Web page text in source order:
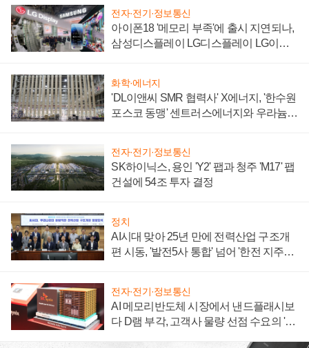
전자·전기·정보통신
아이폰18 '메모리 부족'에 출시 지연되나,
삼성디스플레이 LG디스플레이 LG이노
화학·에너지
'DL이앤씨 SMR 협력사' X에너지, '한수원
포스코 동맹' 센트러스에너지와 우라늄
전자·전기·정보통신
SK하이닉스, 용인 'Y2' 팹과 청주 'M17' 팹
건설에 54조 투자 결정
정치
AI시대 맞아 25년 만에 전력산업 구조개
편 시동, '발전5사 통합' 넘어 '한전 지주사'
전자·전기·정보통신
AI 메모리반도체 시장에서 낸드플래시보
다 D램 부각, 고객사 물량 선점 수요의 '우